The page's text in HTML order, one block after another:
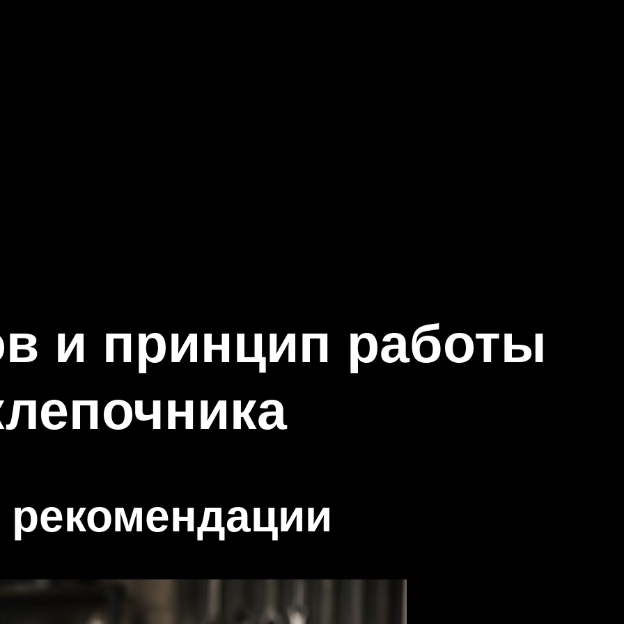
и принцип работы
рекомендации